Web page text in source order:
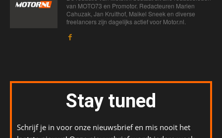
van MOTO73 en Promotor. Redacteuren Marien
Cahuzak, Jan Kruithof, Maikel Sneek en diverse
freelancers zijn dagelijks actief voor Motor.nl.
Stay tuned
Schrijf je in voor onze nieuwsbrief en mis nooit het